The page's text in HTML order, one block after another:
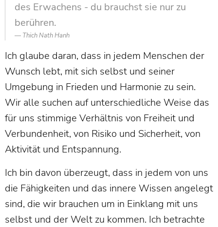
des Erwachens - du brauchst sie nur zu
berühren.
Thich Nath Hanh
Ich glaube daran, dass in jedem Menschen der
Wunsch lebt, mit sich selbst und seiner
Umgebung in Frieden und Harmonie zu sein.
Wir alle suchen auf unterschiedliche Weise das
für uns stimmige Verhältnis von Freiheit und
Verbundenheit, von Risiko und Sicherheit, von
Aktivität und Entspannung.
Ich bin davon überzeugt, dass in jedem von uns
die Fähigkeiten und das innere Wissen angelegt
sind, die wir brauchen um in Einklang mit uns
selbst und der Welt zu kommen. Ich betrachte